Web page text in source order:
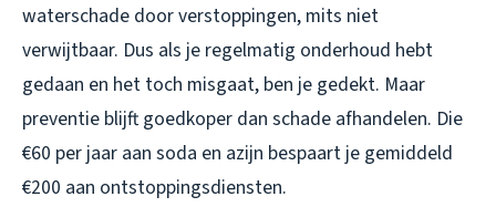
waterschade door verstoppingen, mits niet
verwijtbaar. Dus als je regelmatig onderhoud hebt
gedaan en het toch misgaat, ben je gedekt. Maar
preventie blijft goedkoper dan schade afhandelen. Die
€60 per jaar aan soda en azijn bespaart je gemiddeld
€200 aan ontstoppingsdiensten.